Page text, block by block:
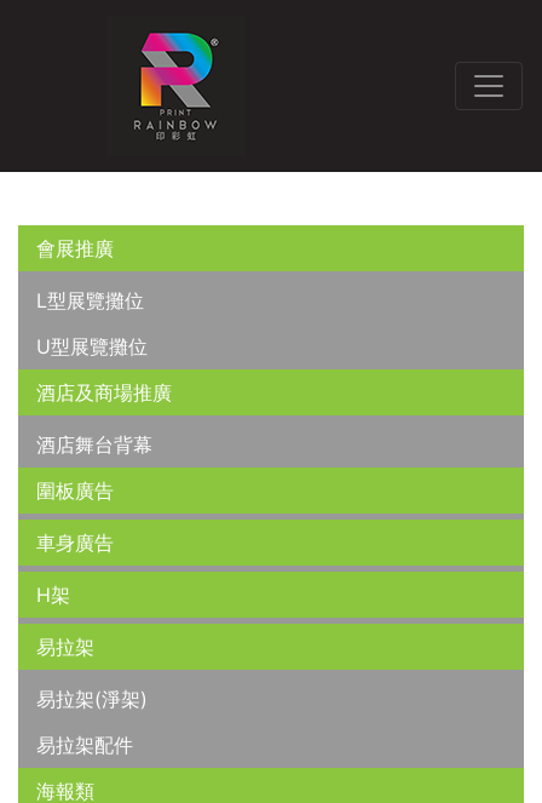
會展推廣
L型展覽攤位
U型展覽攤位
酒店及商場推廣
酒店舞台背幕
圍板廣告
車身廣告
H架
易拉架
易拉架(淨架)
易拉架配件
海報類